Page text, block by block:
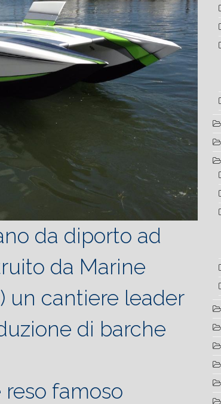
da diporto ad
da Marine
un cantiere leader
di barche
famoso